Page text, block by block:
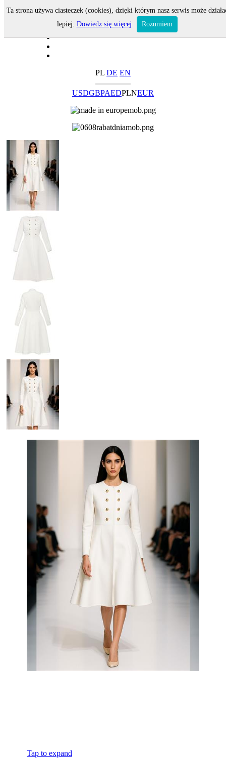
PL DE EN
USDGBPAEDPLNEUR
Tap to expand
Ta strona używa ciasteczek (cookies), dzięki którym nasz serwis może
lepiej. Dowiedz się więcej Rozumiem